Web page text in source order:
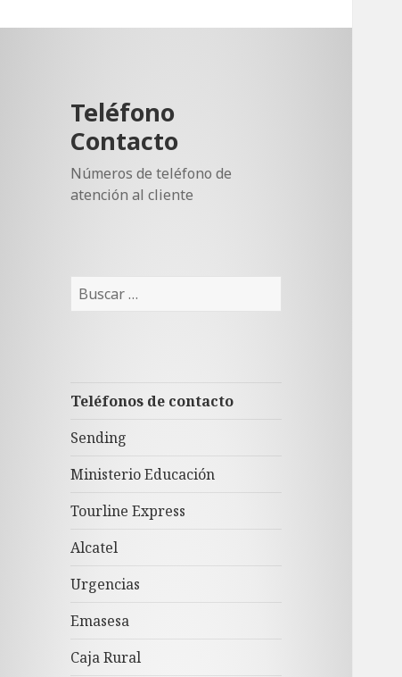
Teléfono
Contacto
Números de teléfono de
atención al cliente
Buscar:
Teléfonos de contacto
Sending
Ministerio Educación
Tourline Express
Alcatel
Urgencias
Emasesa
Caja Rural